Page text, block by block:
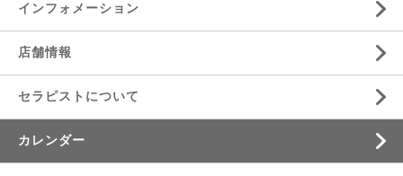
インフォメーション
店舗情報
セラピストについて
カレンダー